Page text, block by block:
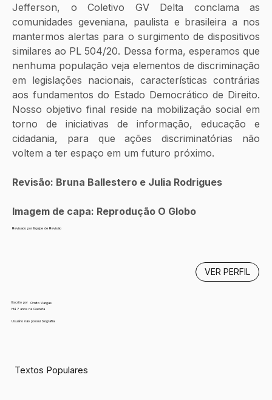
Jefferson, o Coletivo GV Delta conclama as
comunidades geveniana, paulista e brasileira a nos
mantermos alertas para o surgimento de dispositivos
similares ao PL 504/20. Dessa forma, esperamos que
nenhuma população veja elementos de discriminação
em legislações nacionais, características contrárias
aos fundamentos do Estado Democrático de Direito.
Nosso objetivo final reside na mobilização social em
torno de iniciativas de informação, educação e
cidadania, para que ações discriminatórias não
voltem a ter espaço em um futuro próximo.
Revisão: Bruna Ballestero e Julia Rodrigues
Imagem de capa: Reprodução O Globo
Revisado por Equipe de Revisão
Escrito por
Ornito Vargas
Há 7 anos na Gazeta
Usuário não possui biografia
VER PERFIL
Textos Populares